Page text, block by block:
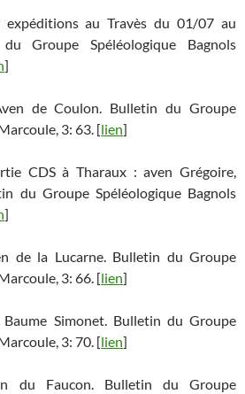
expéditions au Travès du 01/07 au
Groupe Spéléologique Bagnols
]
de Coulon. Bulletin du Groupe
3: 63. [lien]
CDS à Tharaux : aven Grégoire,
du Groupe Spéléologique Bagnols
]
de la Lucarne. Bulletin du Groupe
3: 66. [lien]
Baume Simonet. Bulletin du Groupe
3: 70. [lien]
du Faucon. Bulletin du Groupe